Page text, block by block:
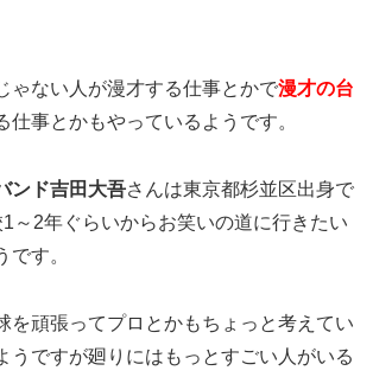
ゃない人が漫才する仕事とかで漫才の台
仕事とかもやっているようです。
ンド吉田大吾さんは東京都杉並区出身で
～2年ぐらいからお笑いの道に行きたい
です。
を頑張ってプロとかもちょっと考えてい
うですが廻りにはもっとすごい人がいる